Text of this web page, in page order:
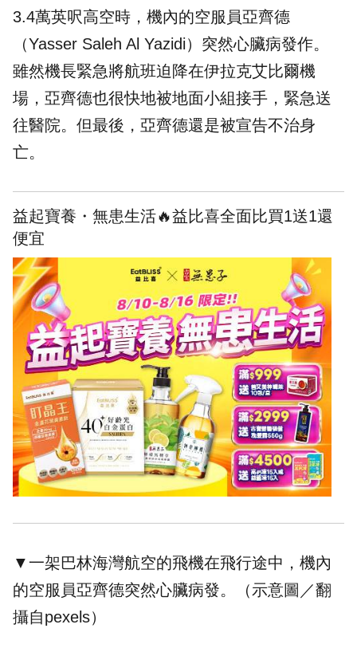
3.4萬英呎高空時，機內的空服員亞齊德
（Yasser Saleh Al Yazidi）突然心臟病發作。
雖然機長緊急將航班迫降在伊拉克艾比爾機
場，亞齊德也很快地被地面小組接手，緊急送
往醫院。但最後，亞齊德還是被宣告不治身
亡。
益起寶養・無患生活🔥益比喜全面比買1送1還
便宜
▼一架巴林海灣航空的飛機在飛行途中，機內
的空服員亞齊德突然心臟病發。（示意圖／翻
攝自pexels）